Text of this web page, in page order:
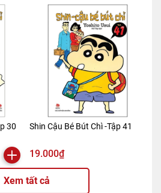
30 Shin Cậu Bé Bút Chì -Tập 41
19.000₫
Xem tất cả